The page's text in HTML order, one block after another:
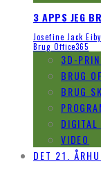
3 APPS JEG
Josefine Jack Eiby
Brug Office365
3D-
BRUG
BRUG
VIDEO
DET 21.